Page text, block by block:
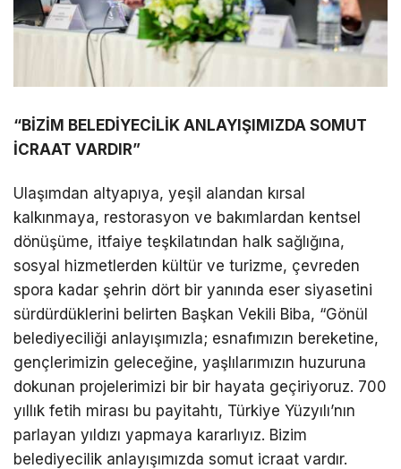
“BİZİM BELEDİYECİLİK ANLAYIŞIMIZDA SOMUT
İCRAAT VARDIR”
Ulaşımdan altyapıya, yeşil alandan kırsal
kalkınmaya, restorasyon ve bakımlardan kentsel
dönüşüme, itfaiye teşkilatından halk sağlığına,
sosyal hizmetlerden kültür ve turizme, çevreden
spora kadar şehrin dört bir yanında eser siyasetini
sürdürdüklerini belirten Başkan Vekili Biba, “Gönül
belediyeciliği anlayışımızla; esnafımızın bereketine,
gençlerimizin geleceğine, yaşlılarımızın huzuruna
dokunan projelerimizi bir bir hayata geçiriyoruz. 700
yıllık fetih mirası bu payitahtı, Türkiye Yüzyılı’nın
parlayan yıldızı yapmaya kararlıyız. Bizim
belediyecilik anlayışımızda somut icraat vardır.